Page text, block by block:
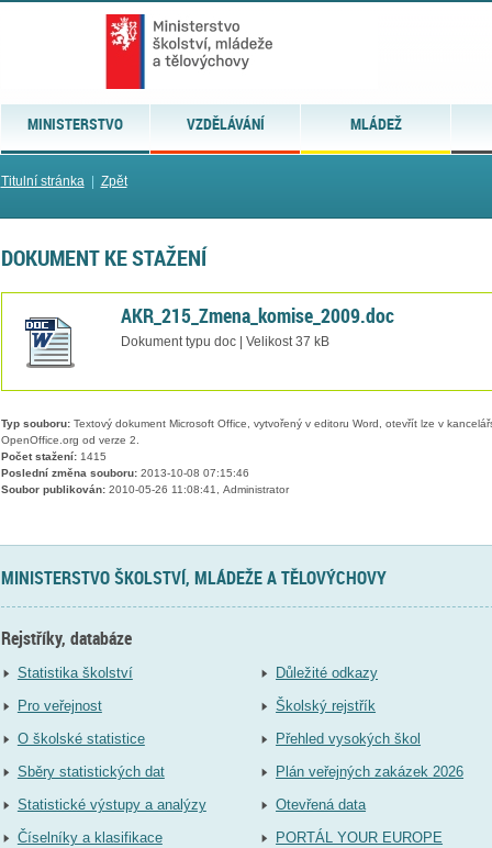
MINISTERSTVO VZDĚLÁVÁNÍ MLÁDEŽ
Titulní stránka| Zpět
DOKUMENT KE STAŽENÍ
AKR_215_Zmena_komise_2009.doc
Dokument typu doc | Velikost 37 kB
Typ souboru:Textový dokument Microsoft Office, vytvořený v editoru Word, otevřít lze v
OpenOffice.org od verze 2.
Počet stažení:1415
Poslední změna souboru:2013-10-08 07:15:46
Soubor publikován:2010-05-26 11:08:41, Administrator
MINISTERSTVO ŠKOLSTVÍ, MLÁDEŽE A TĚLOVÝCHOVY
Rejstříky, databáze
Statistika školství
Pro veřejnost
O školské statistice
Sběry statistických dat
Statistické výstupy a analýzy
Číselníky a klasifikace
Důležité odkazy
Školský rejstřík
Přehled vysokých škol
Plán veřejných zakázek 2026
Otevřená data
PORTÁL YOUR EUROPE